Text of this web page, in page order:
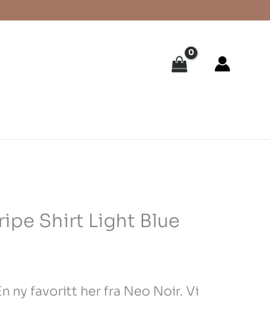
Shirt Light Blue
ny favoritt her fra Neo Noir. Vi